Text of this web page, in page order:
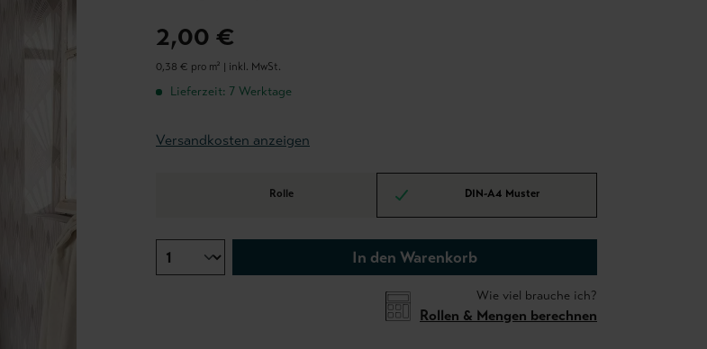
2,00 €
0,38 € pro m² | inkl. MwSt.
Lieferzeit: 7 Werktage
Versandkosten anzeigen
Rolle DIN-A4 Muster
In den Warenkorb
Wie viel brauche ich?
Rollen & Mengen berechnen